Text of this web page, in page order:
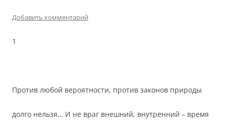
Добавить комментарий
1
Против любой вероятности, против законов природы
долго нельзя… И не враг внешний, внутренний – время